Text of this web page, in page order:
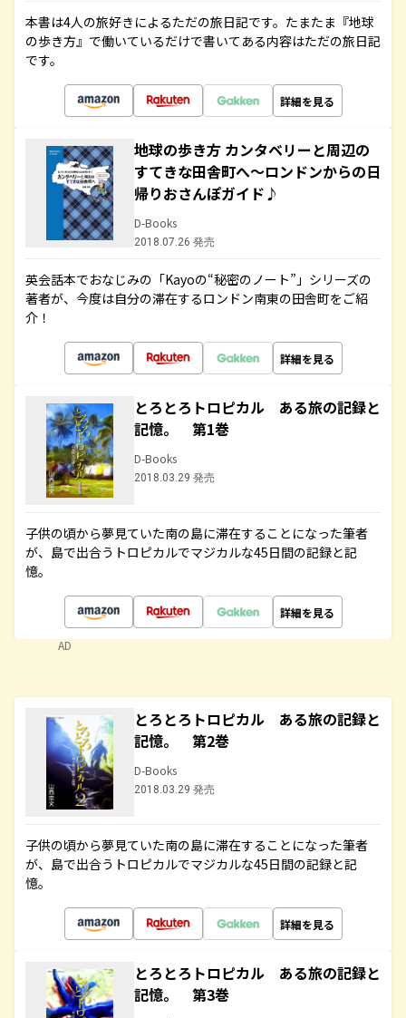
本書は4人の旅好きによるただの旅日記です。たまたま『地球
の歩き方』で働いているだけで書いてある内容はただの旅日記
です。
詳細を見る
地球の歩き方 カンタベリーと周辺の
すてきな田舎町へ～ロンドンからの日
帰りおさんぽガイド♪
D-Books
2018.07.26 発売
英会話本でおなじみの「Kayoの“秘密のノート”」シリーズの
著者が、今度は自分の滞在するロンドン南東の田舎町をご紹
介！
詳細を見る
とろとろトロピカル ある旅の記録と
記憶。 第1巻
D-Books
2018.03.29 発売
子供の頃から夢見ていた南の島に滞在することになった筆者
が、島で出合うトロピカルでマジカルな45日間の記録と記
憶。
詳細を見る
AD
とろとろトロピカル ある旅の記録と
記憶。 第2巻
D-Books
2018.03.29 発売
子供の頃から夢見ていた南の島に滞在することになった筆者
が、島で出合うトロピカルでマジカルな45日間の記録と記
憶。
詳細を見る
とろとろトロピカル ある旅の記録と
記憶。 第3巻